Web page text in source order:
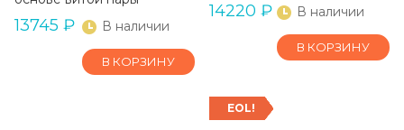
13745 ₽ В наличии
В КОРЗИНУ
14220 ₽ В наличии
В КОРЗИНУ
EOL!